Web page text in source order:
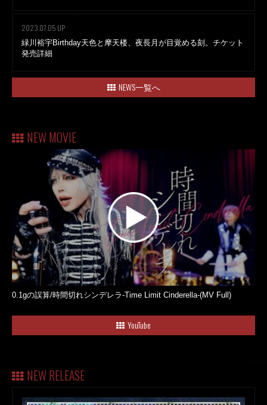
2023.07.05 UP
緑川裕宇Birthday天色と摩天楼、夜長月が目覚める刻。チケット
発売詳細
NEWS一覧へ
NEW MOVIE
0.1gの誤算/時間切れシンデレラ-Time Limit Cinderella-(MV Full)
YouTube
NEW RELEASE